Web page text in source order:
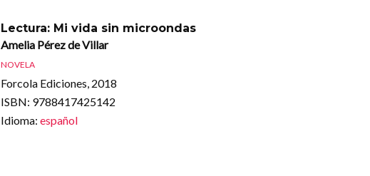
Lectura: Mi vida sin microondas
Amelia Pérez de Villar
NOVELA
Forcola Ediciones, 2018
ISBN: 9788417425142
Idioma: español